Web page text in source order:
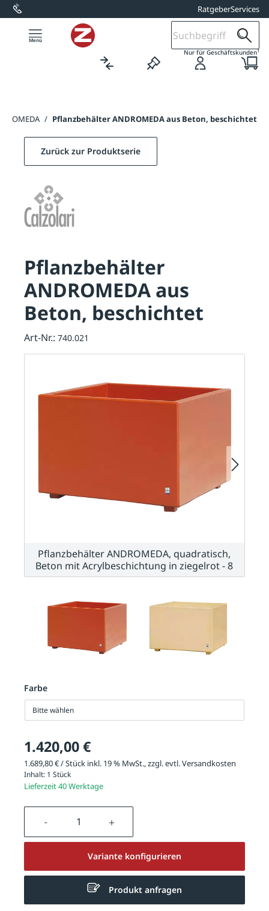
springen RatgeberServices
Nur für Geschäftskunden1
/ Pflanzbehälter ANDROMEDA aus Beton, beschichtet
Farbe
Bitte wählen
1.420,00 €
1.689,80 € / Stück inkl. 19 % MwSt., zzgl. evtl.Versandkosten
Inhalt: 1 Stück
Lieferzeit 40 Werktage
Produkt Anzahl: Gib den
Variante konfigurieren
Produkt anfragen
Zurück zur Produktserie
Pflanzbehälter
ANDROMEDA aus
Beton, beschichtet
Art-Nr.: 740.021
Pflanzbehälter ANDROMEDA, quadratisch,
Beton mit Acrylbeschichtung in ziegelrot - 8